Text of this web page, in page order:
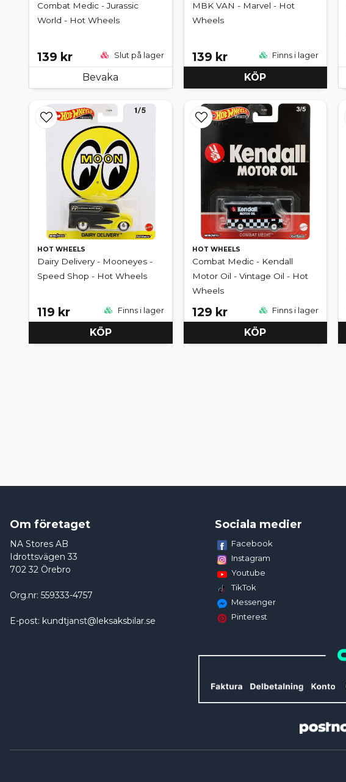
Combat Medic - Jurassic
World - Hot Wheels
139 kr Slut på lager
Bevaka
MBK VAN - Marvel - Hot
Wheels
139 kr Finns i lager
KÖP
HOT WHEELS
Dairy Delivery - Mooneyes -
Speed Shop - Hot Wheels
119 kr Finns i lager
KÖP
HOT WHEELS
Combat Medic - Kendall
Motor Oil - Vintage Oil - Hot
Wheels
129 kr Finns i lager
KÖP
Om företaget
NA Stores AB
Idrottsvägen 33
702 32 Örebro
Org.nr: 559333-4757
E-post: kundtjanst@leksaksbilar.se
Sociala medier
Facebook
Instagram
Youtube
TikTok
Messenger
Pinterest